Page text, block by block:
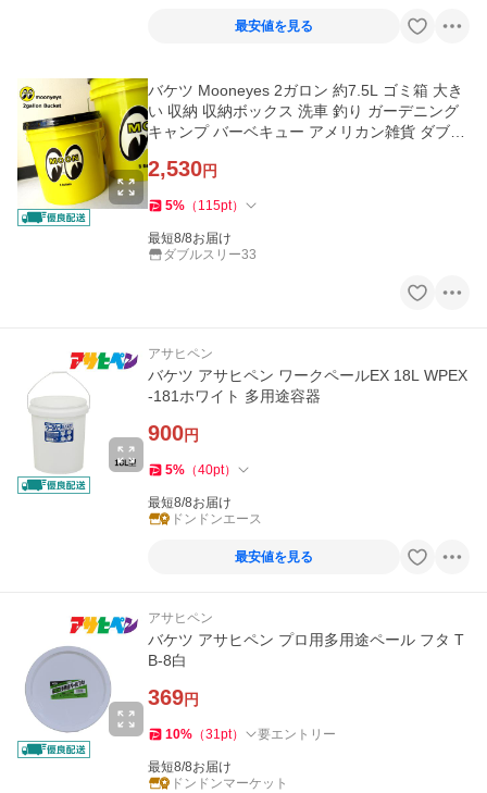
最安値を見る
バケツ Mooneyes 2ガロン 約7.5L ゴミ箱 大き
い 収納 収納ボックス 洗車 釣り ガーデニング
キャンプ バーベキュー アメリカン雑貨 ダブル
2,530円
5% （ 115pt）
最短8/8お届け
ダブルスリー33
アサヒペン
バケツ アサヒペン ワークペールEX 18L WPEX
-181ホワイト 多用途容器
900円
5% （40pt）
最短8/8お届け
ドンドンエース
最安値を見る
アサヒペン
バケツ アサヒペン プロ用多用途ペール フタ T
B-8白
369円
10% （31pt） 要エントリー
最短8/8お届け
ドンドンマーケット